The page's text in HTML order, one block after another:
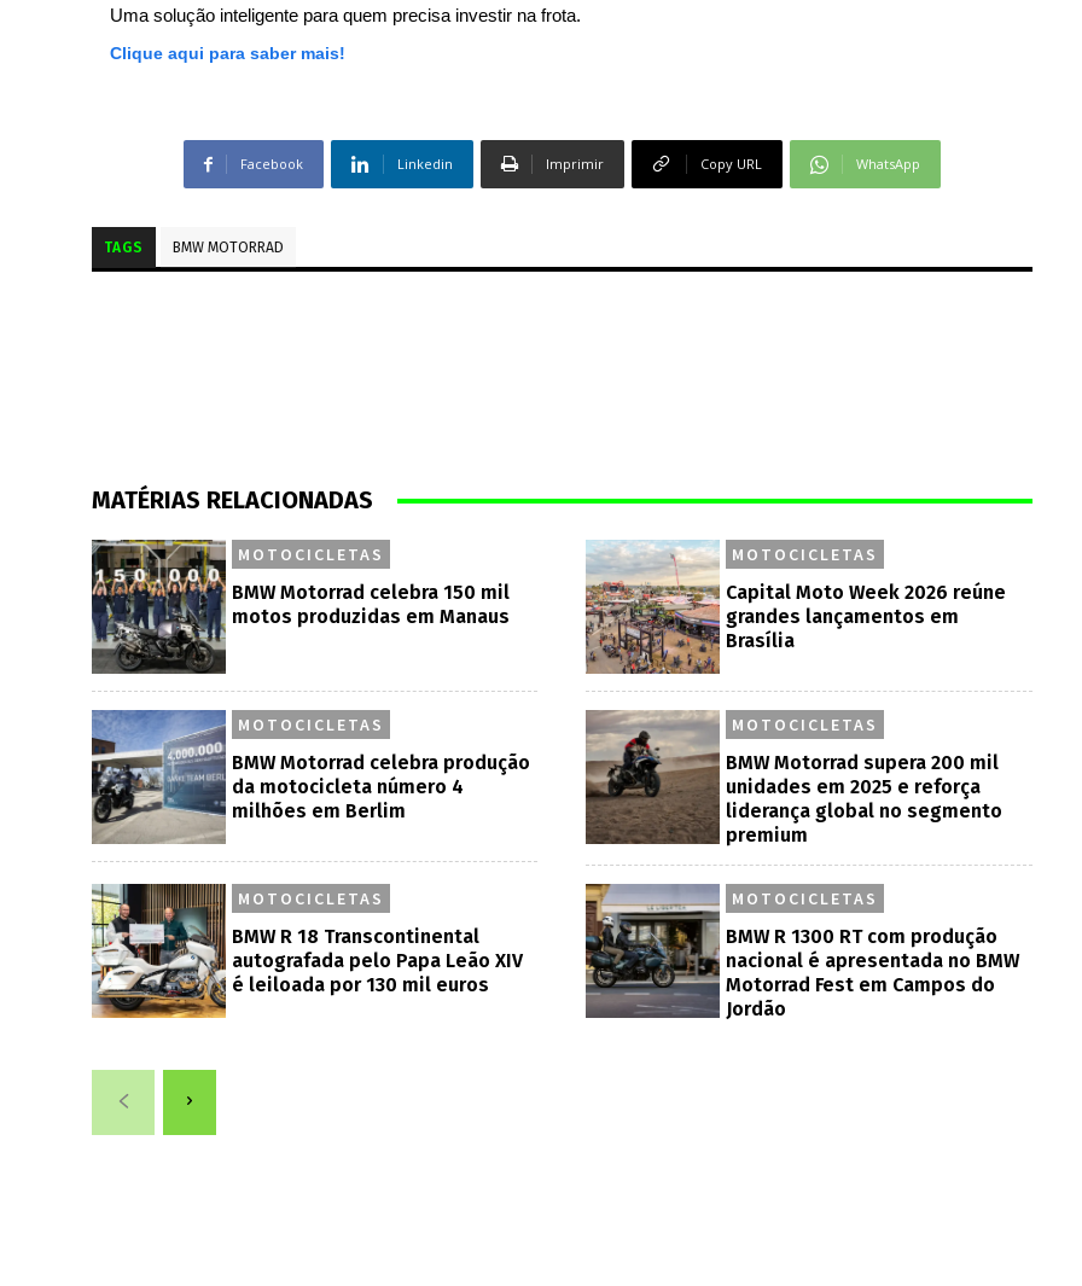
Uma solução inteligente para quem precisa investir na frota.
Clique aqui para saber mais!
Facebook Linkedin Imprimir Copy URL WhatsApp
TAGS BMW MOTORRAD
MATÉRIAS RELACIONADAS
MOTOCICLETAS
BMW Motorrad celebra 150 mil
motos produzidas em Manaus
MOTOCICLETAS
Capital Moto Week 2026 reúne
grandes lançamentos em
Brasília
MOTOCICLETAS
BMW Motorrad celebra produção
da motocicleta número 4
milhões em Berlim
MOTOCICLETAS
BMW Motorrad supera 200 mil
unidades em 2025 e reforça
liderança global no segmento
premium
MOTOCICLETAS
BMW R 18 Transcontinental
autografada pelo Papa Leão XIV
é leiloada por 130 mil euros
MOTOCICLETAS
BMW R 1300 RT com produção
nacional é apresentada no BMW
Motorrad Fest em Campos do
Jordão